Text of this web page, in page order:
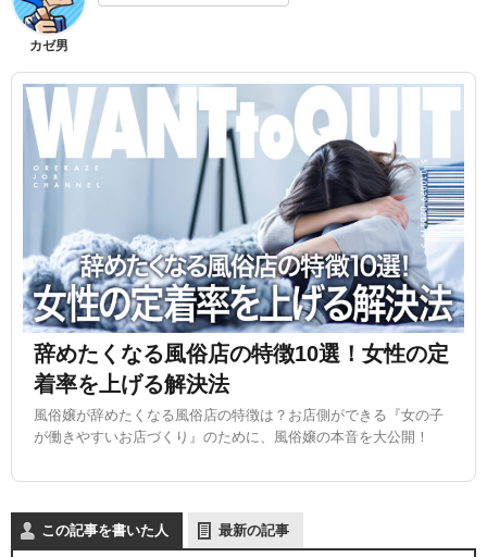
カゼ男
辞めたくなる風俗店の特徴10選！女性の定
着率を上げる解決法
風俗嬢が辞めたくなる風俗店の特徴は？お店側ができる『女の子
が働きやすいお店づくり』のために、風俗嬢の本音を大公開！
この記事を書いた人 最新の記事